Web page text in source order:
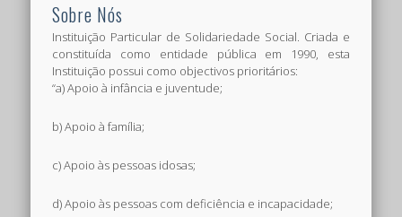
Sobre Nós
Instituição Particular de Solidariedade Social. Criada e
constituída como entidade pública em 1990, esta
Instituição possui como objectivos prioritários:
“a) Apoio à infância e juventude;
b) Apoio à família;
c) Apoio às pessoas idosas;
d) Apoio às pessoas com deficiência e incapacidade;